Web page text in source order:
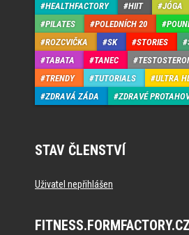
HEALTHFACTORY
HIIT JÓGA
PILATES
POLEDNÍCH 20
ROZCVIČKA
SK STORIES
TABATA
TANEC
TRENDY
TUTORIALS ULTRA
ZDRAVÁ ZÁDA
ZDRAVÉ
STAV ČLENSTVÍ
Uživatel nepřihlášen
FITNESS.FORMFACTORY.CZ